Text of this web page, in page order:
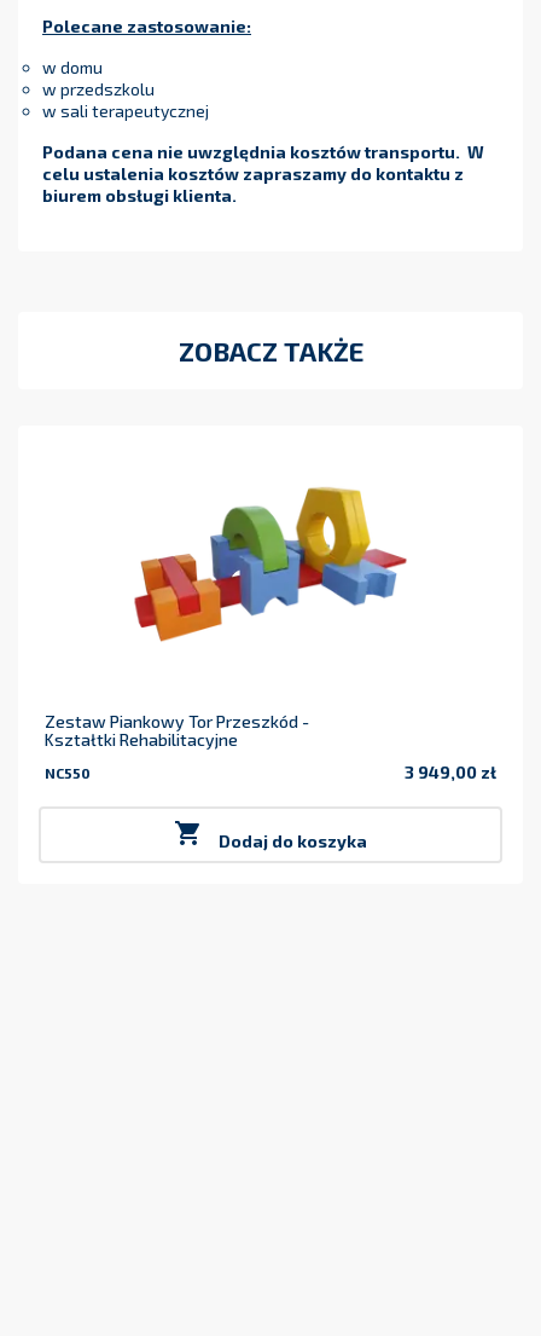
Polecane zastosowanie:
w domu
w przedszkolu
w sali terapeutycznej
Podana cena nie uwzględnia kosztów transportu. W
celu ustalenia kosztów zapraszamy do kontaktu z
biurem obsługi klienta.
ZOBACZ TAKŻE
Zestaw Piankowy Tor Przeszkód -
Kształtki Rehabilitacyjne
NC550 3 949,00 zł
 Dodaj do koszyka